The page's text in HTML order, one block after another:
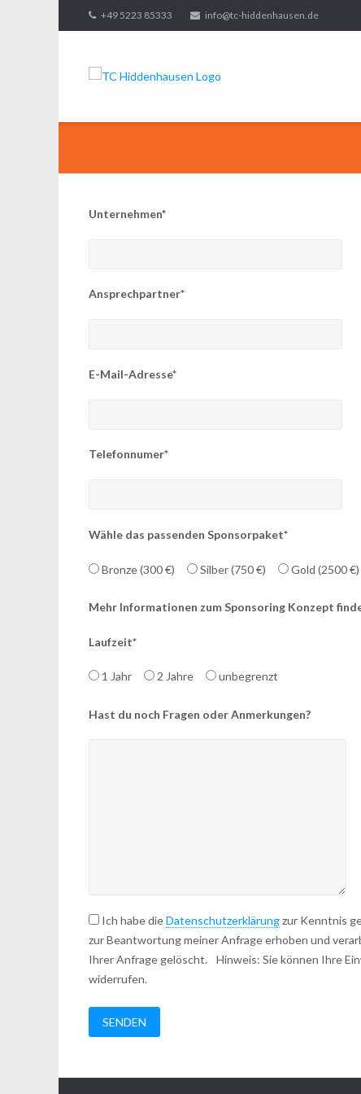
Direkt
zum
+49 5223 85333 info@tc-hiddenhausen.de
Unternehmen*
Ansprechpartner*
E-Mail-Adresse*
Telefonnumer*
Wähle das passenden Sponsorpaket*
Bronze (300 €) Silber (750 €) Gold (2500 €)
Mehr Informationen zum Sponsoring Konzept
Laufzeit*
1 Jahr 2 Jahre unbegrenzt
Hast du noch Fragen oder Anmerkungen?
Ich habe dieDatenschutzerklärungzur Kenntnis
zur Beantwortung meiner Anfrage erhoben und
Ihrer Anfrage gelöscht. Hinweis: Sie können Ihre
widerrufen.